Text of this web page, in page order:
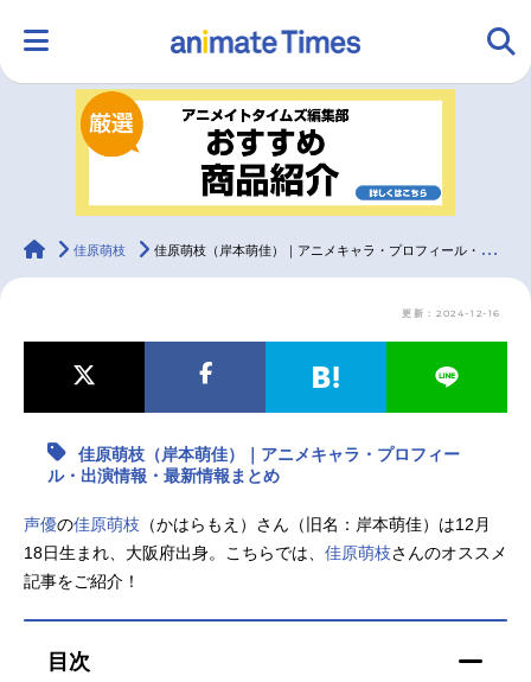
ランキング アニメ
ラジオ
最新記事一覧
アニメ記事一覧 声優記事一覧
アニメ映画一覧
今期アニメ曜日別一覧
春アニメ
animateTimes
佳原萌枝 佳原萌枝（岸本萌佳）｜アニメキャラ・プロフィール・出演情報・最新情報まとめ
更新：2024-12-16
佳原萌枝（岸本萌佳）｜アニメキャラ・プロフィー
ル・出演情報・最新情報まとめ
声優の佳原萌枝 （かはらもえ）さん（旧名：岸本萌佳）は12月
18日生まれ、大阪府出身。こちらでは、 佳原萌枝さんのオススメ
記事をご紹介！
目次